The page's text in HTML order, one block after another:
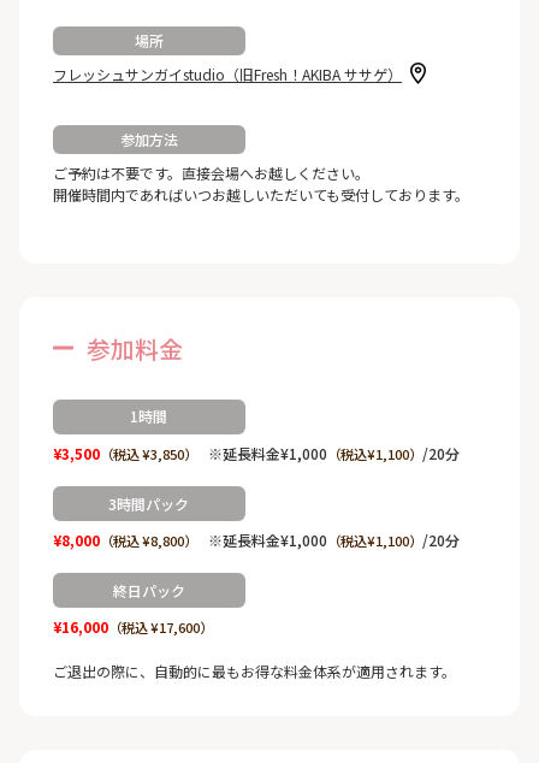
場所
フレッシュサンガイstudio（旧Fresh！AKIBA ササゲ）
参加方法
ご予約は不要です。直接会場へお越しください。
開催時間内であればいつお越しいただいても受付しております。
参加料金
1時間
¥3,500（税込 ¥3,850） ※延長料金¥1,000 （税込¥1,100） /20分
3時間パック
¥8,000（税込 ¥8,800） ※延長料金¥1,000 （税込¥1,100） /20分
終日パック
¥16,000（税込 ¥17,600）
ご退出の際に、自動的に最もお得な料金体系が適用されます。